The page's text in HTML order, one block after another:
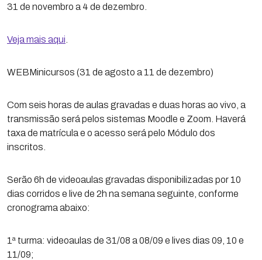
31 de novembro a 4 de dezembro.
Veja mais aqui
WEBMinicursos (31 de agosto a 11 de dezembro)
Com seis horas de aulas gravadas e duas horas ao vivo, a
transmissão será pelos sistemas Moodle e Zoom. Haverá
taxa de matrícula e o acesso será pelo Módulo dos
inscritos.
Serão 6h de videoaulas gravadas disponibilizadas por 10
dias corridos e live de 2h na semana seguinte, conforme
cronograma abaixo:
1ª turma: videoaulas de 31/08 a 08/09 e lives dias 09, 10 e
11/09;